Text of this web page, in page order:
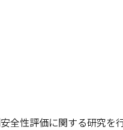
全性評価に関する研究を